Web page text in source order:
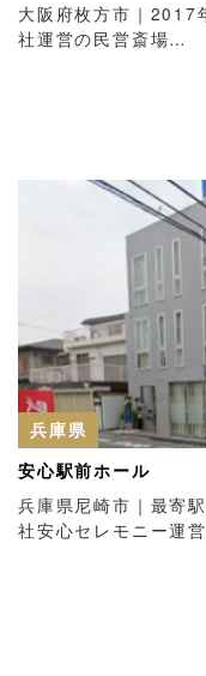
大阪府枚方市｜2017
社運営の民営斎場…
兵庫県
安心駅前ホール
兵庫県尼崎市｜最寄
社安心セレモニー運